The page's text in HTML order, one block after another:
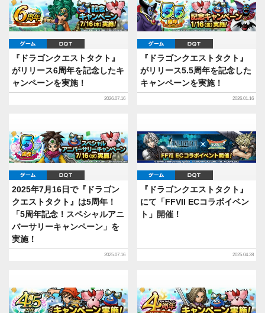
ゲーム
『ドラゴンクエストタクト』
がリリース6周年を記念したキ
ャンペーンを実施！
2026.07.16
ゲーム
『ドラゴンクエストタクト』
がリリース5.5周年を記念した
キャンペーンを実施！
2026.01.16
ゲーム
2025年7月16日で『ドラゴン
クエストタクト』は5周年！
「5周年記念！スペシャルアニ
バーサリーキャンペーン」を
実施！
2025.07.16
ゲーム
『ドラゴンクエストタクト』
にて「FFVII ECコラボイベン
ト」開催！
2025.04.28